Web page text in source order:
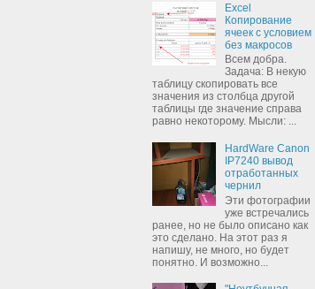
Excel
Копирование
ячеек с условием
без макросов
Всем добра.
Задача: В некую
таблицу скопировать все
значения из столбца другой
таблицы где значение справа
равно некоторому. Мысли: ...
HardWare Canon
IP7240 вывод
отработанных
чернил
Эти фотографии
уже встречались
ранее, но не было описано как
это сделано. На этот раз я
напишу, не много, но будет
понятно. И возможно...